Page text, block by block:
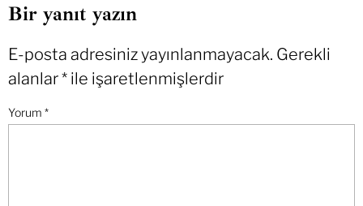
Bir yanıt yazın
E-posta adresiniz yayınlanmayacak. Gerekli
alanlar* ile işaretlenmişlerdir
Yorum *